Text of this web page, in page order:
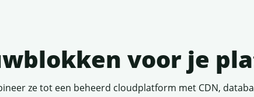
voor je
ze tot een beheerd cloudplatform met CDN,